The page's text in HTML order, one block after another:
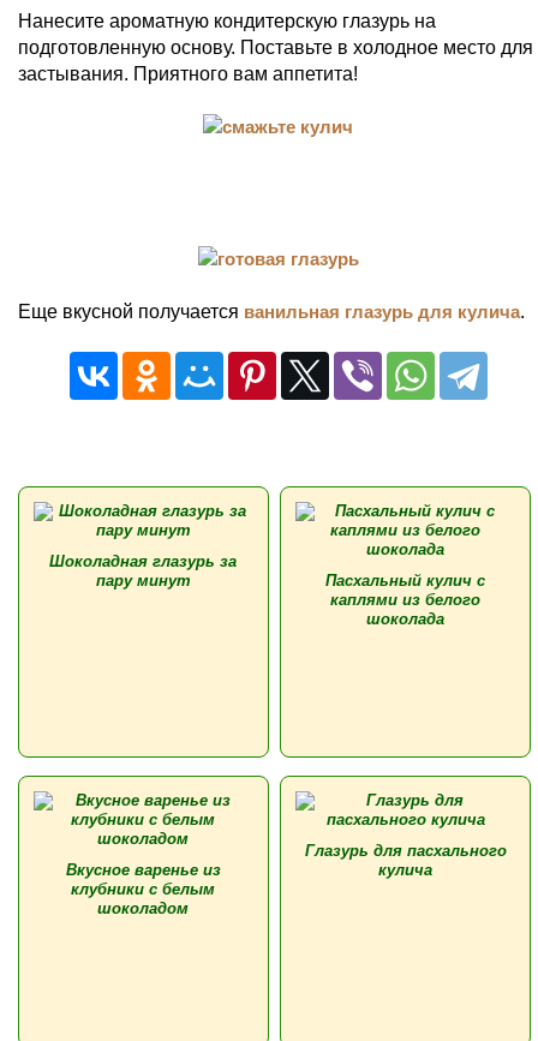
Нанесите ароматную кондитерскую глазурь на
подготовленную основу. Поставьте в холодное место для
застывания. Приятного вам аппетита!
Еще вкусной получается ванильная глазурь для кулича.
Шоколадная глазурь за
пару минут
Пасхальный кулич с
каплями из белого
шоколада
Вкусное варенье из
клубники с белым
шоколадом
Глазурь для пасхального
кулича